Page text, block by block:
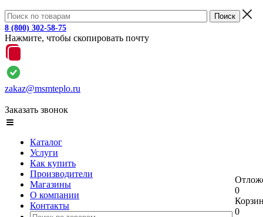
8 (800) 302-58-75
Нажмите, чтобы скопировать почту
zakaz@msmteplo.ru
Заказать звонок
Каталог
Услуги
Как купить
Производители
Магазины
О компании
Контакты
0
0